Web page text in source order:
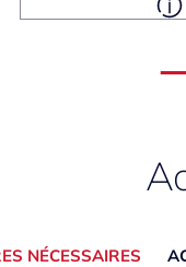
NÉCESSAIRES